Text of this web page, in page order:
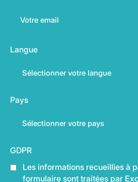
Langue
Pays
GDPR
Les informations recueillies à
formulaire sont traitées par